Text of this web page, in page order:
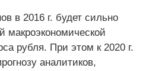
в 2016 г. будет сильно
макроэкономической
рубля. При этом к 2020 г.
аналитиков,